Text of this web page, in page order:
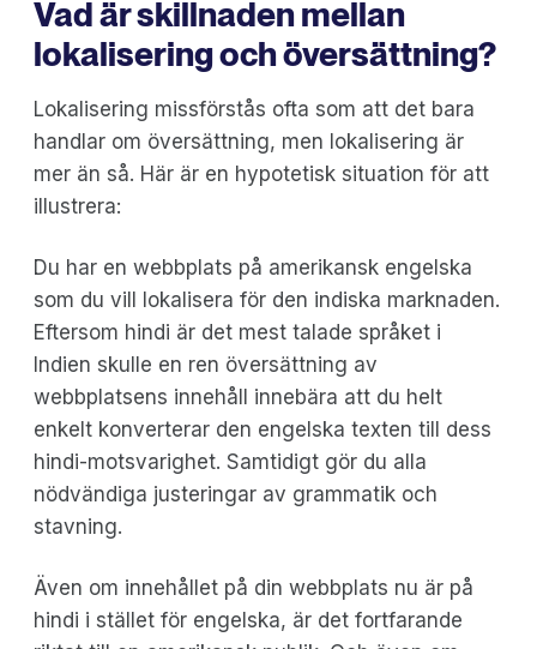
Vad är skillnaden mellan
lokalisering och översättning?
Lokalisering missförstås ofta som att det bara
handlar om översättning, men lokalisering är
mer än så. Här är en hypotetisk situation för att
illustrera:
Du har en webbplats på amerikansk engelska
som du vill lokalisera för den indiska marknaden.
Eftersom hindi är det mest talade språket i
Indien skulle en ren översättning av
webbplatsens innehåll innebära att du helt
enkelt konverterar den engelska texten till dess
hindi-motsvarighet. Samtidigt gör du alla
nödvändiga justeringar av grammatik och
stavning.
Även om innehållet på din webbplats nu är på
hindi i stället för engelska, är det fortfarande